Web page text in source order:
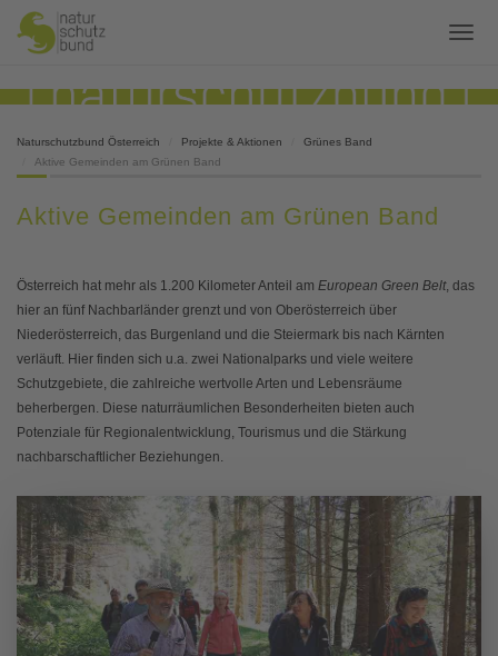
Naturschutzbund Österreich Projekte & Aktionen
Grünes Band
Aktive Gemeinden am Grünen Band
Aktive Gemeinden am Grünen Band
Österreich hat mehr als 1.200 Kilometer Anteil am European Green Belt, das
hier an fünf Nachbarländer grenzt und von Oberösterreich über
Niederösterreich, das Burgenland und die Steiermark bis nach Kärnten
verläuft. Hier finden sich u.a. zwei Nationalparks und viele weitere
Schutzgebiete, die zahlreiche wertvolle Arten und Lebensräume
beherbergen. Diese naturräumlichen Besonderheiten bieten auch
Potenziale für Regionalentwicklung, Tourismus und die Stärkung
nachbarschaftlicher Beziehungen.